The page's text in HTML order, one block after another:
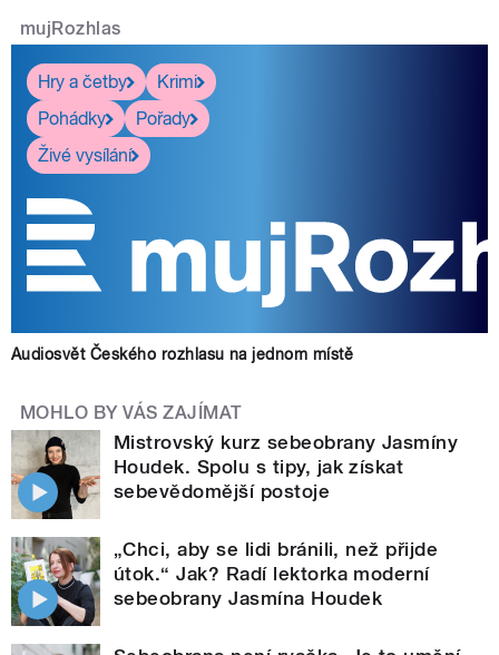
mujRozhlas
Hry a četby
Krimi
Pohádky
Pořady
Živé vysílání
Audiosvět Českého rozhlasu na jednom místě
MOHLO BY VÁS ZAJÍMAT
Mistrovský kurz sebeobrany Jasmíny
Houdek. Spolu s tipy, jak získat
sebevědomější postoje
„Chci, aby se lidi bránili, než přijde
útok.“ Jak? Radí lektorka moderní
sebeobrany Jasmína Houdek